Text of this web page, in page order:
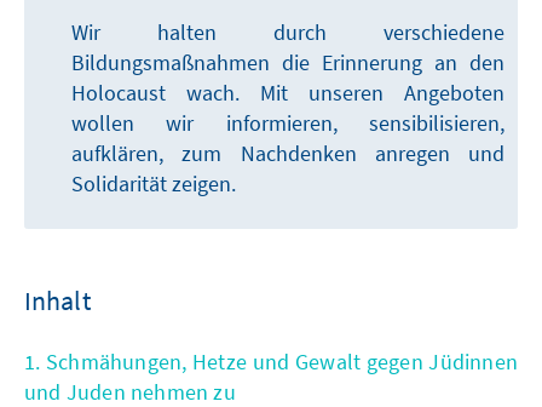
Wir halten durch verschiedene
Bildungsmaßnahmen die Erinnerung an den
Holocaust wach. Mit unseren Angeboten
wollen wir informieren, sensibilisieren,
aufklären, zum Nachdenken anregen und
Solidarität zeigen.
Inhalt
1. Schmähungen, Hetze und Gewalt gegen Jüdinnen
und Juden nehmen zu